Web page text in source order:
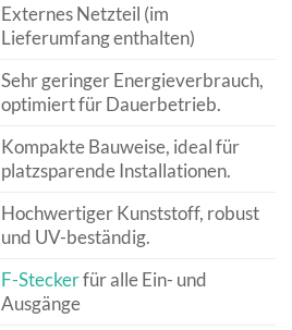
Externes Netzteil (im
Lieferumfang enthalten)
Sehr geringer Energieverbrauch,
optimiert für Dauerbetrieb.
Kompakte Bauweise, ideal für
platzsparende Installationen.
Hochwertiger Kunststoff, robust
und UV-beständig.
F-Steckerfür alle Ein- und
Ausgänge